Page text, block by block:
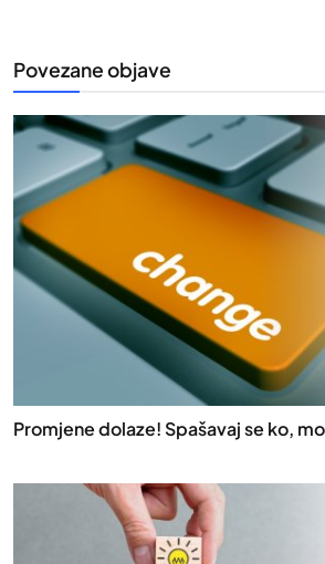
Povezane objave
Promjene dolaze! Spašavaj se ko,